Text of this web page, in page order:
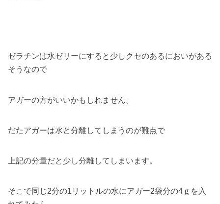
ゼラチンは水ゼリーにすると少しクセのあるにおいがある
そうなので
アガーの方がいいかもしれません。
だたアガーは水と分離してしまうのが難点で
上記の分量だと少し分離してしまいます。
そこで同じ2分の1リットルの水にアガー2袋分の4ｇを入